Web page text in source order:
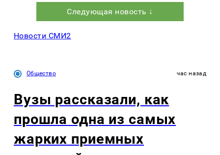
Следующая новость ↓
Новости СМИ2
Общество час назад
Вузы рассказали, как
прошла одна из самых
жарких приемных